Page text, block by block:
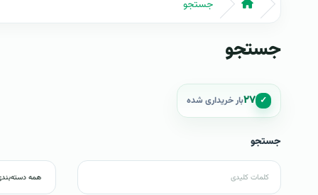
جستجو
جستجو
✓ ۲۷بار خریداری شده
جستجو